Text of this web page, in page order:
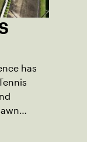
has